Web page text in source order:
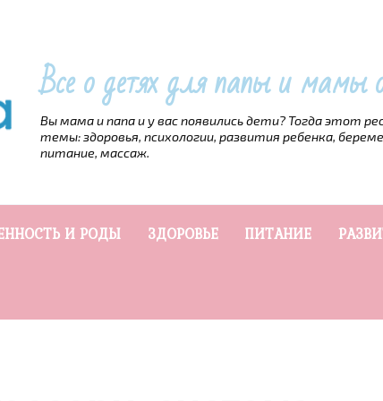
Все о детях для папы и
Вы мама и папа и у вас появились дети? Тогда этот
темы: здоровья, психологии, развития ребенка,
питание, массаж.
И РОДЫ ЗДОРОВЬЕ ПИТАНИЕ